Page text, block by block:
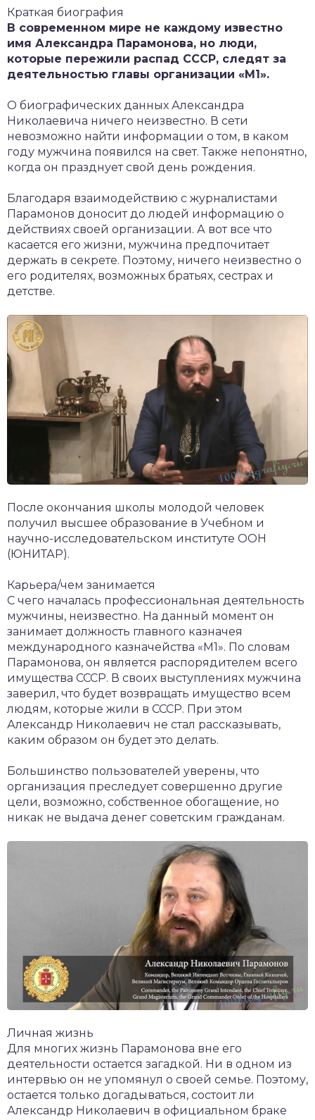
Краткая биография
В современном мире не каждому известно
имя Александра Парамонова, но люди,
которые пережили распад СССР, следят за
деятельностью главы организации «М1».
О биографических данных Александра
Николаевича ничего неизвестно. В сети
невозможно найти информации о том, в каком
году мужчина появился на свет. Также непонятно,
когда он празднует свой день рождения.
Благодаря взаимодействию с журналистами
Парамонов доносит до людей информацию о
действиях своей организации. А вот все что
касается его жизни, мужчина предпочитает
держать в секрете. Поэтому, ничего неизвестно о
его родителях, возможных братьях, сестрах и
детстве.
После окончания школы молодой человек
получил высшее образование в Учебном и
научно-исследовательском институте ООН
(ЮНИТАР).
Карьера/чем занимается
С чего началась профессиональная деятельность
мужчины, неизвестно. На данный момент он
занимает должность главного казначея
международного казначейства «М1». По словам
Парамонова, он является распорядителем всего
имущества СССР. В своих выступлениях мужчина
заверил, что будет возвращать имущество всем
людям, которые жили в СССР. При этом
Александр Николаевич не стал рассказывать,
каким образом он будет это делать.
Большинство пользователей уверены, что
организация преследует совершенно другие
цели, возможно, собственное обогащение, но
никак не выдача денег советским гражданам.
Личная жизнь
Для многих жизнь Парамонова вне его
деятельности остается загадкой. Ни в одном из
интервью он не упомянул о своей семье. Поэтому,
остается только догадываться, состоит ли
Александр Николаевич в официальном браке